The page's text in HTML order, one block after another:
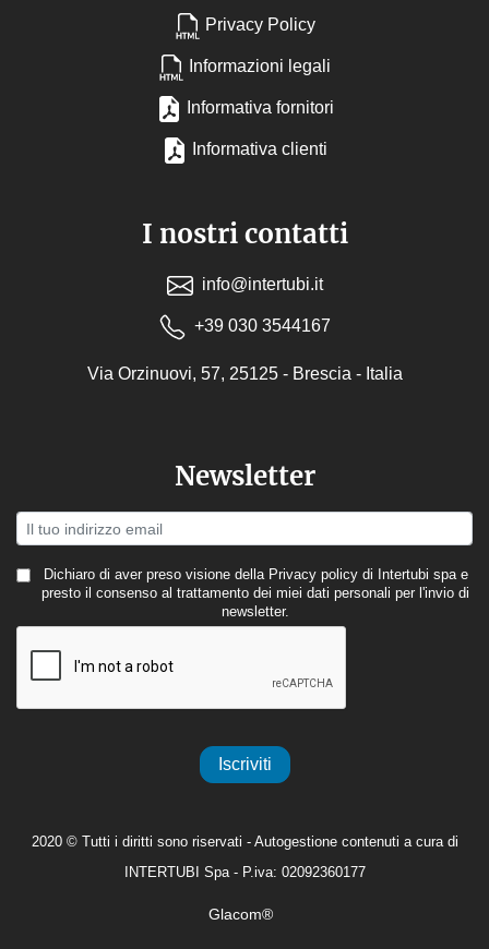
Privacy Policy
Informazioni legali
Informativa fornitori
Informativa clienti
I nostri contatti
info@intertubi.it
+39 030 3544167
Via Orzinuovi, 57, 25125 - Brescia - Italia
Newsletter
Dichiaro di aver preso visione della Privacy policydi Intertubi spa e
presto il consenso al trattamento dei miei dati personali per l'invio di
newsletter.
Iscriviti
2020 © Tutti i diritti sono riservati - Autogestione contenuti a cura di
INTERTUBI Spa - P.iva: 02092360177
Glacom®